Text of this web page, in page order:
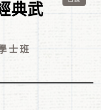
典武
士班